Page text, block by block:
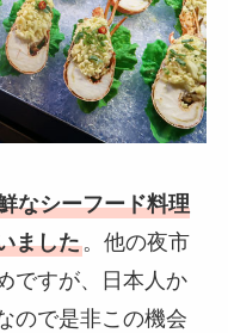
なシーフード料理
ました。他の夜市
ですが、日本人か
ので是非この機会